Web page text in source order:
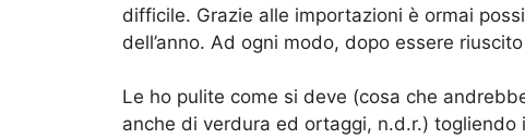
difficile. Grazie alle importazioni è ormai
dell’anno. Ad ogni modo, dopo essere
Le ho pulite come si deve (cosa che
anche di verdura ed ortaggi, n.d.r.)